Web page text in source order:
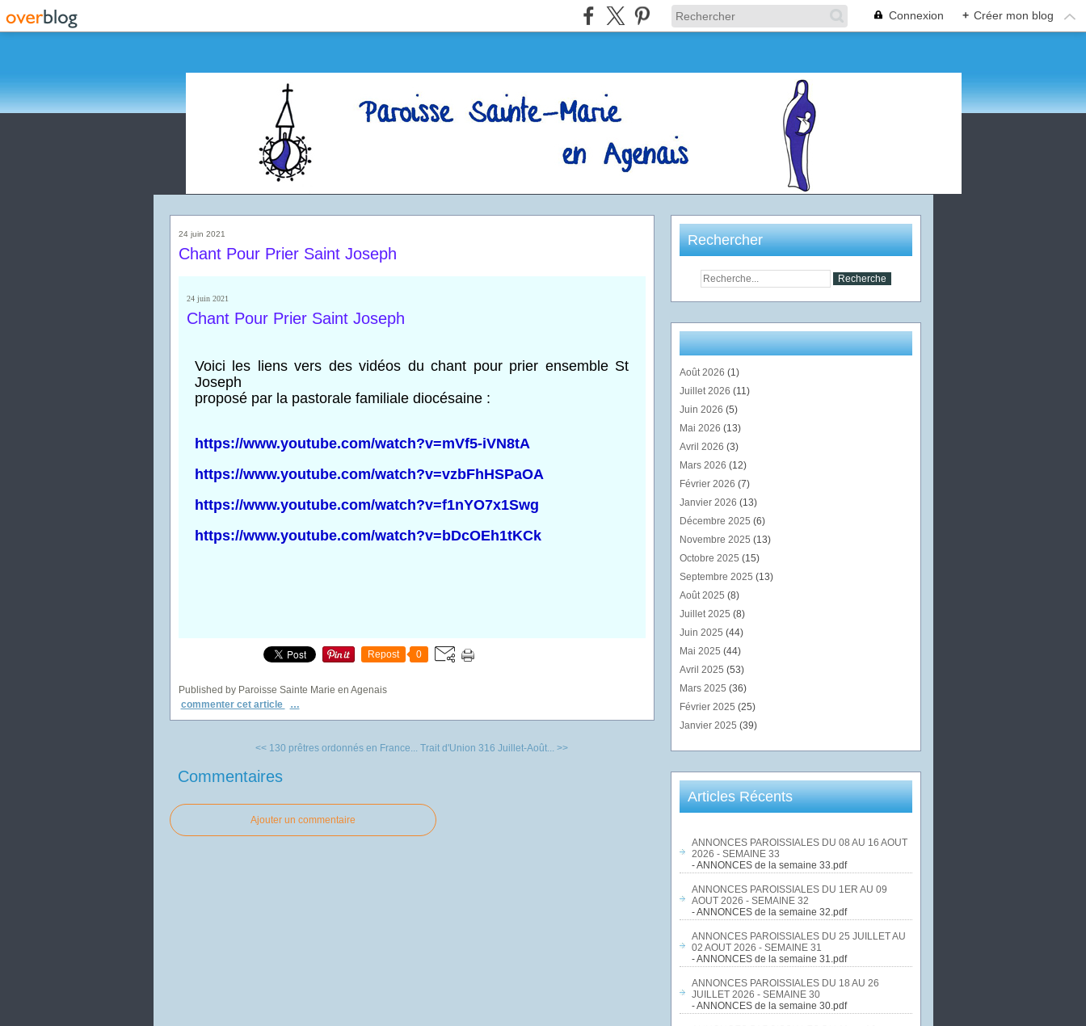
Connexion + Créer mon blog
24 juin 2021
Chant Pour Prier Saint Joseph
24 juin 2021
Chant Pour Prier Saint Joseph
Voici les liens vers des vidéos du chant pour prier ensemble St
Joseph
proposé par la pastorale familiale diocésaine :
https://www.youtube.com/watch?v=mVf5-iVN8tA
https://www.youtube.com/watch?v=vzbFhHSPaOA
https://www.youtube.com/watch?v=f1nYO7x1Swg
https://www.youtube.com/watch?v=bDcOEh1tKCk
Repost 0
Published by Paroisse Sainte Marie en Agenais
commenter cet article
…
<< 130 prêtres ordonnés en France... Trait d'Union 316 Juillet-Août... >>
Commentaires
Ajouter un commentaire
Rechercher
Août 2026 (1)
Juillet 2026 (11)
Juin 2026 (5)
Mai 2026 (13)
Avril 2026 (3)
Mars 2026 (12)
Février 2026 (7)
Janvier 2026 (13)
Décembre 2025 (6)
Novembre 2025 (13)
Octobre 2025 (15)
Septembre 2025 (13)
Août 2025 (8)
Juillet 2025 (8)
Juin 2025 (44)
Mai 2025 (44)
Avril 2025 (53)
Mars 2025 (36)
Février 2025 (25)
Janvier 2025 (39)
Articles Récents
ANNONCES PAROISSIALES DU 08 AU 16 AOUT
2026 - SEMAINE 33
- ANNONCES de la semaine 33.pdf
ANNONCES PAROISSIALES DU 1ER AU 09
AOUT 2026 - SEMAINE 32
- ANNONCES de la semaine 32.pdf
ANNONCES PAROISSIALES DU 25 JUILLET AU
02 AOUT 2026 - SEMAINE 31
- ANNONCES de la semaine 31.pdf
ANNONCES PAROISSIALES DU 18 AU 26
JUILLET 2026 - SEMAINE 30
- ANNONCES de la semaine 30.pdf